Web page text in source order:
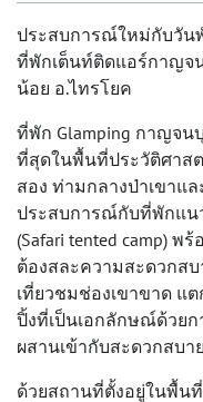
ประสบการณ์ใหม่กับวั
ที่พักเต็นท์ติดแอร์กาญจ
น้อย อ.ไทรโยค
ที่พัก Glamping กาญจน
ที่สุดในพื้นที่ประวัติศาส
สอง ท่ามกลางป่าเขาแ
ประสบการณ์กับที่พักแ
(Safari tented camp) พ
ต้องสละความสะดวกสบ
เที่ยวชมช่องเขาขาด แ
ปิ้งที่เป็นเอกลักษณ์ด้วย
ผสานเข้ากับสะดวกสบ
ด้วยสถานที่ตั้งอยู่ในพื้น